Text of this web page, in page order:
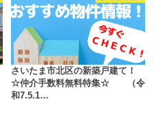
さいたま市北区の新築戸建て！
☆仲介手数料無料特集☆ （令
和7.5.1…